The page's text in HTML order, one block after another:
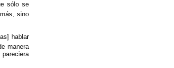
sólo se
sino
hablar
manera